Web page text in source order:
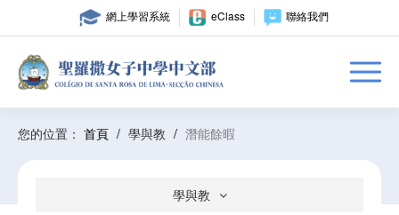
網上學習系統 eClass 聯絡我們
您的位置： 首頁 / 學與教 / 潛能餘暇
學與教